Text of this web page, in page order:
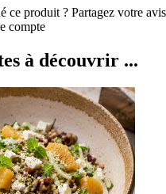
ce produit ? Partagez votre
compte
à découvrir ...